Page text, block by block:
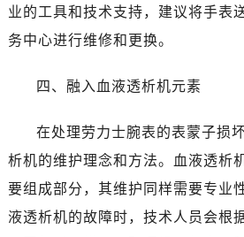
业的工具和技术支持，建议将手表
务中心进行维修和更换。
四、融入血液透析机元素
在处理劳力士腕表的表蒙子损
析机的维护理念和方法。血液透析
要组成部分，其维护同样需要专业
液透析机的故障时，技术人员会根